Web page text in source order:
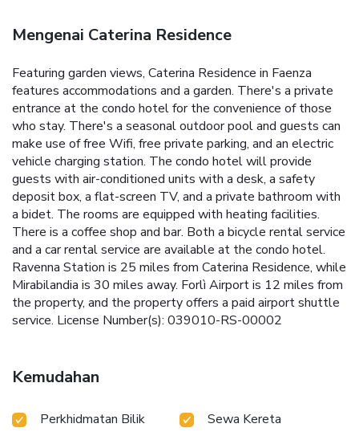
Mengenai Caterina Residence
Featuring garden views, Caterina Residence in Faenza
features accommodations and a garden. There's a private
entrance at the condo hotel for the convenience of those
who stay. There's a seasonal outdoor pool and guests can
make use of free Wifi, free private parking, and an electric
vehicle charging station. The condo hotel will provide
guests with air-conditioned units with a desk, a safety
deposit box, a flat-screen TV, and a private bathroom with
a bidet. The rooms are equipped with heating facilities.
There is a coffee shop and bar. Both a bicycle rental service
and a car rental service are available at the condo hotel.
Ravenna Station is 25 miles from Caterina Residence, while
Mirabilandia is 30 miles away. Forlì Airport is 12 miles from
the property, and the property offers a paid airport shuttle
service. License Number(s): 039010-RS-00002
Kemudahan
Perkhidmatan Bilik
Sewa Kereta